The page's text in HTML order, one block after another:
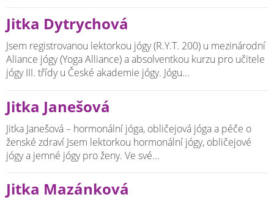
Jitka Dytrychová
Jsem registrovanou lektorkou jógy (R.Y.T. 200) u mezinárodní
Aliance jógy (Yoga Alliance) a absolventkou kurzu pro učitele
jógy III. třídy u České akademie jógy. Jógu...
Jitka Janešová
Jitka Janešová – hormonální jóga, obličejová jóga a péče o
ženské zdraví Jsem lektorkou hormonální jógy, obličejové
jógy a jemné jógy pro ženy. Ve své...
Jitka Mazánková